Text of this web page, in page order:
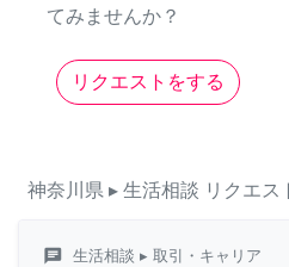
てみませんか？
リクエストをする
神奈川県 ▸ 生活相談 リクエス
chat 生活相談 ▸ 取引・キャリア